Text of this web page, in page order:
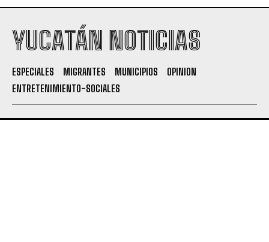
YUCATÁN NOTICIAS
ESPECIALES MIGRANTES MUNICIPIOS
OPINION
ENTRETENIMIENTO-SOCIALES